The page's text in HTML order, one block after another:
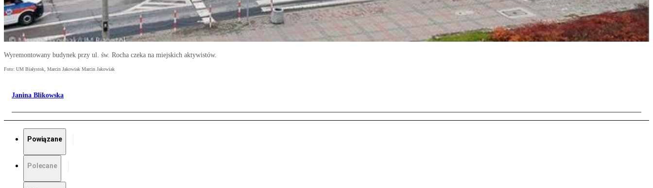
Wyremontowany budynek przy ul. św. Rocha czeka na miejskich aktywistów.
Foto: UM Białystok, Marcin Jakowiak Marcin Jakowiak
Janina Blikowska
Powiązane
Polecane